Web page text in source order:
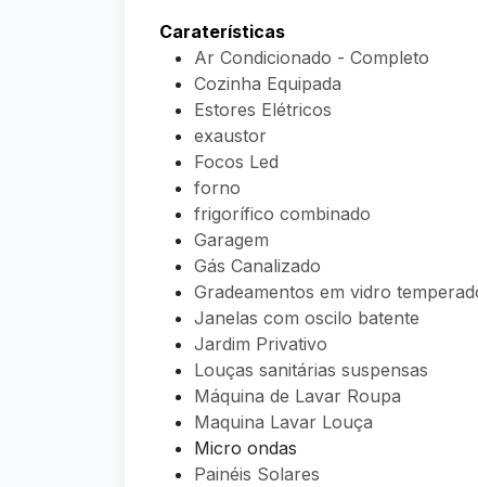
Caraterísticas
Ar Condicionado - Completo
Cozinha Equipada
Estores Elétricos
exaustor
Focos Led
forno
frigorífico combinado
Garagem
Gás Canalizado
Gradeamentos em vidro
Janelas com oscilo batente
Jardim Privativo
Louças sanitárias suspensas
Máquina de Lavar Roupa
Maquina Lavar Louça
Micro ondas
Painéis Solares